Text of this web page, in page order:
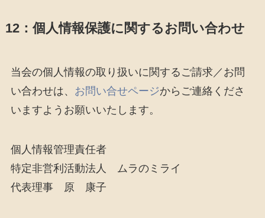
12：個人情報保護に関するお問い合わせ
当会の個人情報の取り扱いに関するご請求／お問
い合わせは、
お問い合せページからご連絡くださ
いますようお願いいたします。
個人情報管理責任者
特定非営利活動法人 ムラのミライ
代表理事 原 康子